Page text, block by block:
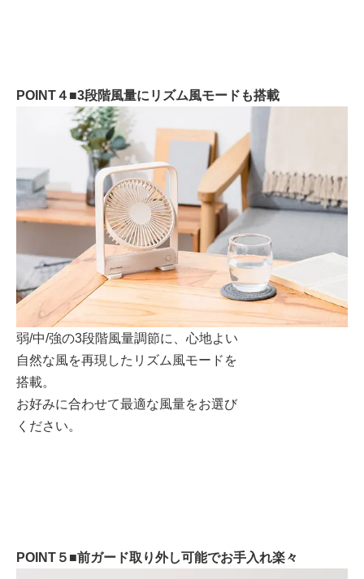
POINT４■3段階風量にリズム風モードも搭載
弱/中/強の3段階風量調節に、心地よい
自然な風を再現したリズム風モードを
搭載。
お好みに合わせて最適な風量をお選び
ください。
POINT５■前ガード取り外し可能でお手入れ楽々